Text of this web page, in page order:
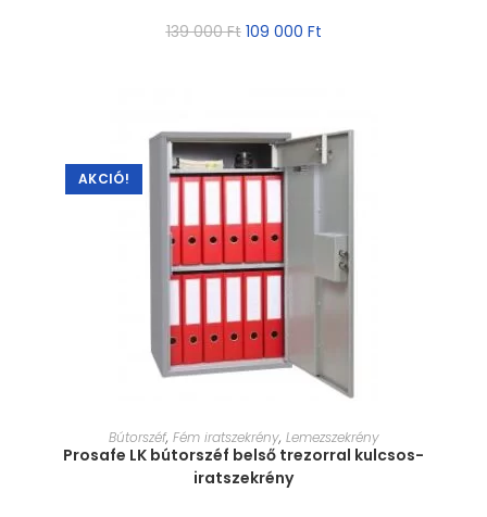
139 000Ft 109 000 Ft
AKCIÓ!
MÉRET VÁLASZTÁSA
Bútorszéf, Fém iratszekrény, Lemezszekrény
Prosafe LK bútorszéf belső trezorral kulcsos-
iratszekrény